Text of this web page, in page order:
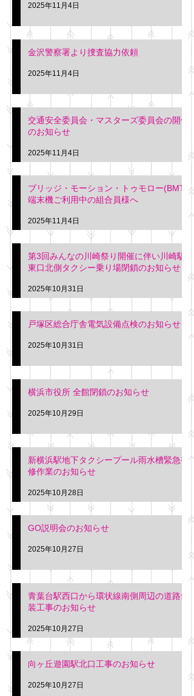
2025年11月4日
金沢警察署より捜査協力依頼
2025年11月4日
交通安全委員会・マスターズ委員会の開催
のお知らせ
2025年11月4日
ブリッジ・モーション・トゥモロー(BMT)
端末機ご利用中の組合員様へ
2025年11月4日
第3回みんなの川崎祭り開催に伴い川崎駅
東口北側タクシー乗り場閉鎖のお知らせ
2025年10月31日
戸塚区総合庁舎電気設備点検のお知らせ
2025年10月31日
横浜市役所 全館閉鎖のお知らせ
2025年10月29日
新横浜駅地下タクシープール雨水槽緊急補
修作業のお知らせ
2025年10月28日
GO説明会のお知らせ
2025年10月27日
青葉台駅西口から環状線南側周辺の道路舗
装工事のお知らせ
2025年10月27日
向ヶ丘遊園駅北口工事のお知らせ
2025年10月27日